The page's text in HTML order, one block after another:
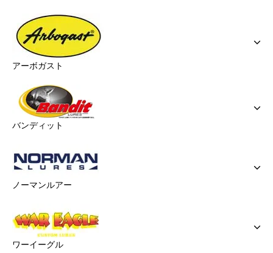
アーボガスト
バンディット
ノーマンルアー
ワーイーグル